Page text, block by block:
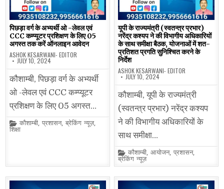
पिछड़ा वर्ग के अभ्यर्थी ओ -लेवल एवं
CCC कम्प्यूटर प्रशिक्षण के लिए 05
अगस्त तक करें ऑनलाइन आवेदन
ASHOK KESARWANI- EDITOR
JULY 10, 2024
कौशाम्बी, पिछड़ा वर्ग के अभ्यर्थी
ओ -लेवल एवं CCC कम्प्यूटर
प्रशिक्षण के लिए 05 अगस्त…
Posted
in
कौशाम्बी,प्रशासन,ब्रेकिंग न्यूज़,
शिक्षा
यूपी के राज्यमंत्री (स्वतन्त्र प्रभार)
नरेंद्र कश्यप ने की विभागीय अधिकारियों
के साथ समीक्षा बैठक, योजनाओं में शत-
प्रतिशत प्रगति सुनिश्चित करने के
निर्देश
ASHOK KESARWANI- EDITOR
JULY 10, 2024
कौशाम्बी, यूपी के राज्यमंत्री
(स्वतन्त्र प्रभार) नरेंद्र कश्यप
ने की विभागीय अधिकारियों के
साथ समीक्षा…
Posted
in
कौशाम्बी,आयोजन,प्रशासन,
ब्रेकिंग न्यूज़